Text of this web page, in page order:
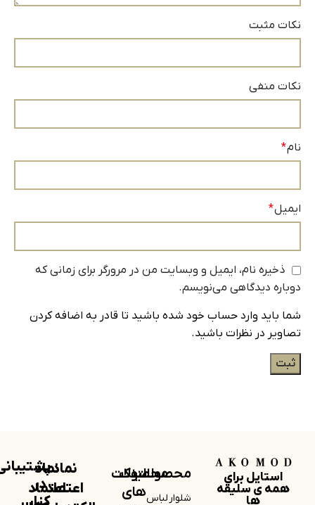
نکات مثبت
نکات منفی
نام*
ایمیل*
ذخیره نام، ایمیل و وبسایت من در مرورگر برای زمانی که
دوباره دیدگاهی می‌نویسم.
شما باید وارد حساب خود شده باشید تا قادر به اضافه کردن
تصاویر در نظرات باشید.
استایل برای
همه ی سلیقه
ها
محصولات
شلوار
محصولات
لباس
لینک
های
نماد
اعتماد
نماد
اعتماد
در